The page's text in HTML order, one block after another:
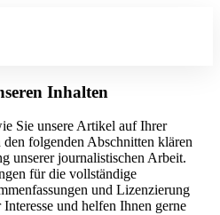
Inhalten
Sie unsere Artikel auf Ihrer
folgenden Abschnitten klären
unserer journalistischen Arbeit.
für die vollständige
und Lizenzierung
und helfen Ihnen gerne